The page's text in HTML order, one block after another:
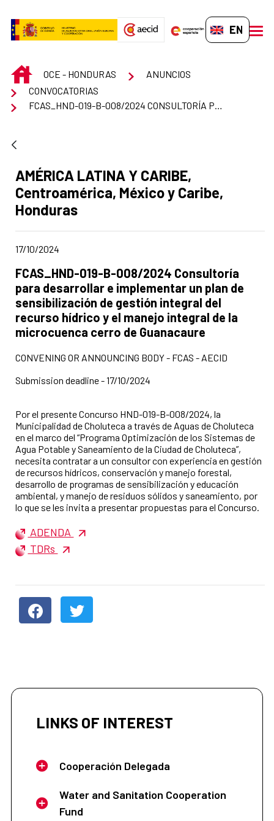
EN-GB
INICIOOCE - HONDURAS
ANUNCIOS
CONVOCATORIAS
Ad section:
AMÉRICA LATINA Y CARIBE,
Centroamérica, México y Caribe,
Honduras
Date of publication of the news item
17/10/2024
Title of the announcement:
FCAS_HND-019-B-008/2024 Consultoría
para desarrollar e implementar un plan de
sensibilización de gestión integral del
recurso hídrico y el manejo integral de la
microcuenca cerro de Guanacaure
CONVENING OR ANNOUNCING BODY - FCAS - AECID
Submission deadline - 17/10/2024
Por el presente Concurso HND-019-B-008/2024, la
Municipalidad de Choluteca a través de Aguas de Choluteca
en el marco del “Programa Optimización de los Sistemas de
Agua Potable y Saneamiento de la Ciudad de Choluteca”,
necesita contratar a un consultor con experiencia en gestión
de recursos hídricos, conservación y manejo forestal,
desarrollo de programas de sensibilización y educación
ambiental, y manejo de residuos sólidos y saneamiento, por
lo que se les invita a presentar propuestas para el Concurso.
ADENDA
TDRs
LINKS OF INTEREST
Cooperación Delegada
Water and Sanitation Cooperation
Fund